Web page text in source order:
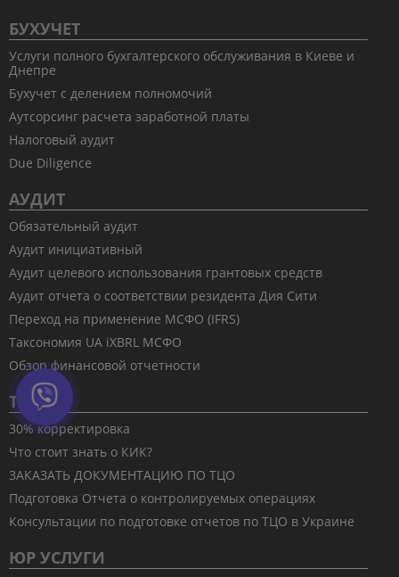
БУХУЧЕТ
Услуги полного бухгалтерского обслуживания в Киеве и
Днепре
Бухучет с делением полномочий
Аутсорсинг расчета заработной платы
Налоговый аудит
Due Diligence
АУДИТ
Обязательный аудит
Аудит инициативный
Аудит целевого использования грантовых средств
Аудит отчета о соответствии резидента Дия Сити
Переход на применение МСФО (IFRS)
Таксономия UA iXBRL МСФО
Обзор финансовой отчетности
ТЦО
30% корректировка
Что стоит знать о КИК?
ЗАКАЗАТЬ ДОКУМЕНТАЦИЮ ПО ТЦО
Подготовка Отчета о контролируемых операциях
Консультации по подготовке отчетов по ТЦО в Украине
ЮР УСЛУГИ